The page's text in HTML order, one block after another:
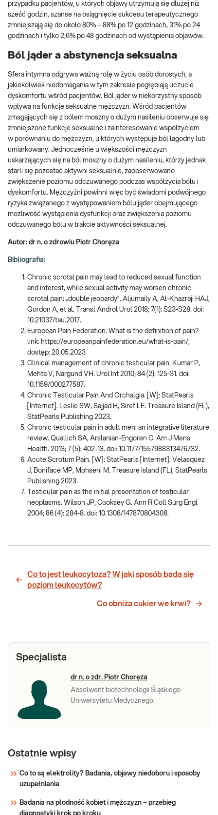
przypadku pacjentów, u których objawy utrzymują się dłużej niż
sześć godzin, szanse na osiągnięcie sukcesu terapeutycznego
zmniejszają się do około 80% – 88% po 12 godzinach, 31% po 24
godzinach i tylko 2,6% po 48 godzinach od wystąpienia objawów.
Ból jąder a abstynencja seksualna
Sfera intymna odgrywa ważną rolę w życiu osób dorosłych, a
jakiekolwiek niedomagania w tym zakresie pogłębiają uczucie
dyskomfortu wśród pacjentów. Ból jąder w niekorzystny sposób
wpływa na funkcje seksualne mężczyzn. Wśród pacjentów
zmagających się z bólem moszny o dużym nasileniu obserwuje się
zmniejszone funkcje seksualne i zainteresowanie współżyciem
w porównaniu do mężczyzn, u których występuje ból łagodny lub
umiarkowany. Jednocześnie u większości mężczyzn
uskarżających się na ból moszny o dużym nasileniu, którzy jednak
starli się pozostać aktywni seksualnie, zaobserwowano
zwiększenie poziomu odczuwanego podczas współżycia bólu i
dyskomfortu. Mężczyźni powinni więc być świadomi podwójnego
ryzyka związanego z występowaniem bólu jąder obejmującego
możliwość wystąpienia dysfunkcji oraz zwiększenia poziomu
odczuwanego bólu w trakcie aktywności seksualnej.
Autor: dr n. o zdrowiu Piotr Choręza
Bibliografia:
Chronic scrotal pain may lead to reduced sexual function
and interest, while sexual activity may worsen chronic
scrotal pain: „double jeopardy”. Aljumaily A, Al-Khazraji HAJ,
Gordon A, et al. Transl Androl Urol 2018; 7(1): S23-S28. doi:
10.21037/tau.2017.
European Pain Federation. What is the definition of pain?
link: https://europeanpainfederation.eu/what-is-pain/,
dostęp: 20.05.2023
Clinical management of chronic testicular pain. Kumar P,
Mehta V, Nargund VH. Urol Int 2010; 84 (2): 125-31. doi:
10.1159/000277587.
Chronic Testicular Pain And Orchalgia. [W]: StatPearls
[Internet]. Leslie SW, Sajjad H, Siref LE. Treasure Island (FL),
StatPearls Publishing 2023.
Chronic testicular pain in adult men: an integrative literature
review. Quallich SA, Arslanian-Engoren C. Am J Mens
Health. 2013; 7 (5): 402-13. doi: 10.1177/1557988313476732.
Acute Scrotum Pain. [W]: StatPearls [Internet]. Velasquez
J, Boniface MP, Mohseni M. Treasure Island (FL), StatPearls
Publishing 2023.
Testicular pain as the initial presentation of testicular
neoplasms. Wilson JP, Cooksey G. Ann R Coll Surg Engl
2004; 86 (4): 284-8. doi: 10.1308/147870804308.
Co to jest leukocytoza? W jaki sposób bada się
poziom leukocytów?
Co obniża cukier we krwi?
Specjalista
dr n. o zdr. Piotr Choręza
Absolwent biotechnologii Śląskiego
Uniwersytetu Medycznego.
Ostatnie wpisy
Co to są elektrolity? Badania, objawy niedoboru i sposoby
uzupełniania
Badania na płodność kobiet i mężczyzn – przebieg
diagnostyki krok po kroku